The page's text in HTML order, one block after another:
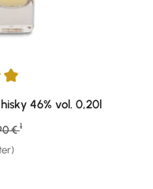
von 5 Sternen
46% vol. 0,20l
Preis:
€ 1